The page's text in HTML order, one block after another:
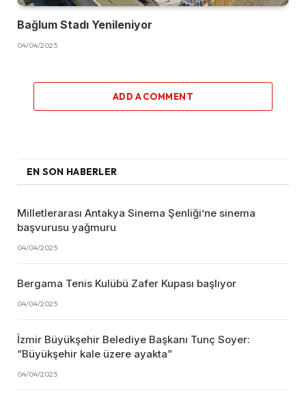
Bağlum Stadı Yenileniyor
04/04/2025
ADD A COMMENT
EN SON HABERLER
Milletlerarası Antakya Sinema Şenliği’ne sinema
başvurusu yağmuru
04/04/2025
Bergama Tenis Kulübü Zafer Kupası başlıyor
04/04/2025
İzmir Büyükşehir Belediye Başkanı Tunç Soyer:
“Büyükşehir kale üzere ayakta”
04/04/2025